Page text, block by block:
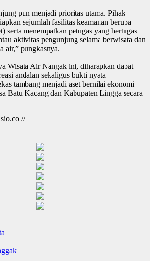
pun menjadi prioritas utama. Pihak
sejumlah fasilitas keamanan berupa
serta menempatkan petugas yang bertugas
aktivitas pengunjung selama berwisata dan
air,” pungkasnya.
Wisata Air Nangak ini, diharapkan dapat
andalan sekaligus bukti nyata
tambang menjadi aset bernilai ekonomi
Batu Kacang dan Kabupaten Lingga secara
//